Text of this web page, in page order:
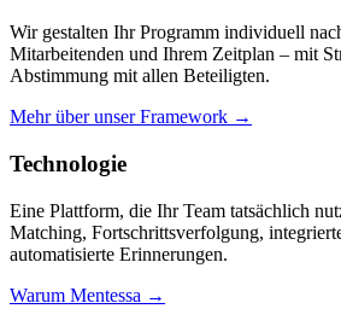
Wir gestalten Ihr Programm individuell
Mitarbeitenden und Ihrem Zeitplan – mit
Abstimmung mit allen Beteiligten.
Mehr über unser Framework →
Technologie
Eine Plattform, die Ihr Team tatsächlich
Matching, Fortschrittsverfolgung,
automatisierte Erinnerungen.
Warum Mentessa →